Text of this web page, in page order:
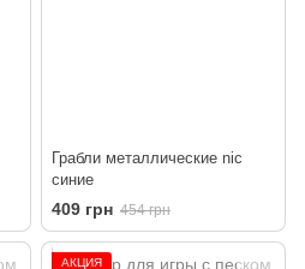
Грабли металлические nic
синие
409 грн 454 грн
АКЦИЯ